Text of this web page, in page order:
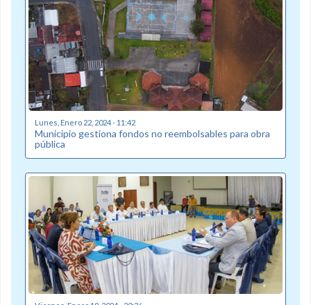
Lunes, Enero 22, 2024 - 11:42
Municipio gestiona fondos no reembolsables para obra
pública